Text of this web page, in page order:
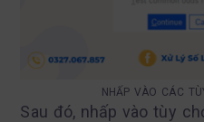
NHẤP VÀO CÁC
Sau đó, nhấp vào tùy